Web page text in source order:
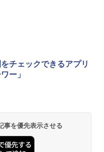
チェックできるアプリ
ー」
事を優先表示させる